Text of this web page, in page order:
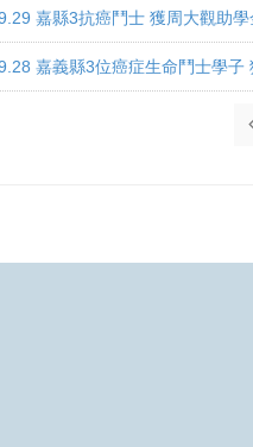
嘉縣3抗癌鬥士 獲周大觀助學
嘉義縣3位癌症生命鬥士學子